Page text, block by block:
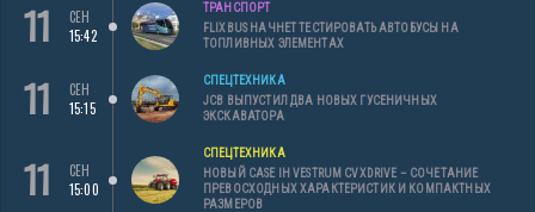
11
СЕН
15:42
ТРАНСПОРТ
FLIXBUS НАЧНЕТ ТЕСТИРОВАТЬ АВТОБУСЫ НА
ТОПЛИВНЫХ ЭЛЕМЕНТАХ
11
СЕН
15:15
СПЕЦТЕХНИКА
JCB ВЫПУСТИЛ ДВА НОВЫХ ГУСЕНИЧНЫХ
ЭКСКАВАТОРА
11
СЕН
15:00
СПЕЦТЕХНИКА
НОВЫЙ CASE IH VESTRUM CVXDRIVE – СОЧЕТАНИЕ
ПРЕВОСХОДНЫХ ХАРАКТЕРИСТИК И КОМПАКТНЫХ
РАЗМЕРОВ